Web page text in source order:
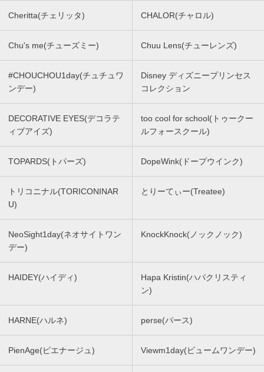
Cheritta(チェリッタ) CHALOR(チャロル)
Chu's me(チューズミー) Chuu Lens(チューレンズ)
#CHOUCHOU1day(チュチュワ
ンデー)
Disney ディズニープリンセス
コレクション
DECORATIVE EYES(デコラテ
ィブアイズ)
too cool for school(トゥークー
ルフォースクール)
TOPARDS(トパーズ) DopeWink(ドープウインク)
トリコニナル(TORICONINAR
U)
とりーてぃー(Treatee)
NeoSight1day(ネオサイトワン
デー)
KnockKnock(ノックノック)
HAIDEY(ハイディ)
Hapa Kristin(ハパクリスティ
ン)
HARNE(ハルネ) perse(パース)
PienAge(ピエナージュ) Viewm1day(ビュームワンデー)